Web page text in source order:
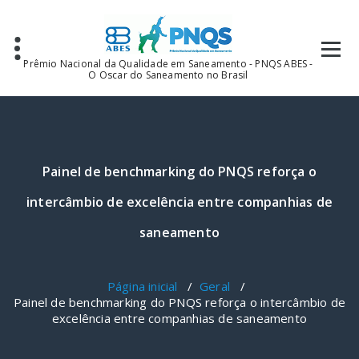
conteúdo
Prêmio Nacional da Qualidade em Saneamento - PNQS ABES -
O Oscar do Saneamento no Brasil
Painel de benchmarking do PNQS reforça o
intercâmbio de excelência entre companhias de
saneamento
Página inicial / Geral /
Painel de benchmarking do PNQS reforça o intercâmbio de
excelência entre companhias de saneamento